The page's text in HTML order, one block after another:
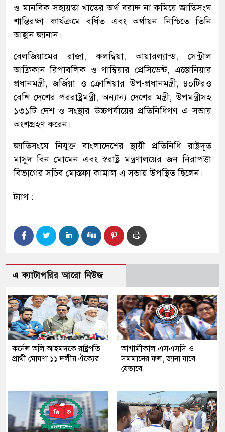
ও মানবিক সহায়তা খাতের অর্থ বরাদ্দ না কমিয়ে জাতিসংঘ
শান্তিরক্ষা কার্যক্রমে বর্ধিত এবং অর্থায়ন নিশ্চিতে তিনি
আহ্বান জানান।
বেলজিয়ামের রাজা, কলম্বিয়া, আয়ারল্যান্ড, সেন্ট্রাল
আফ্রিকান রিপাবলিক ও গাম্বিয়ার প্রেসিডেন্ট, এস্তোনিয়ার
প্রধানমন্ত্রী, জর্জিয়া ও ক্রোশিয়ার উপ-প্রধানমন্ত্রী, ৪০টিরও
বেশি দেশের পররাষ্ট্রমন্ত্রী, অন্যান্য দেশের মন্ত্রী, উপমন্ত্রীসহ
১৩১টি দেশ ও সংস্থার উচ্চপর্যায়ের প্রতিনিধিগণ এ সভায়
অংশগ্রহণ করেন।
জাতিসংঘে নিযুক্ত বাংলাদেশের স্থায়ী প্রতিনিধি রাষ্ট্রদূত
মাসুদ বিন মোমেন এবং স্বরাষ্ট্র মন্ত্রণালয়ের জন নিরাপত্তা
বিভাগের সচিব মোস্তফা কামাল এ সভায় উপস্থিত ছিলেন।
ট্যাগ :
এ ক্যাটাগরির আরো নিউজ
কর্নেল অলি আহমদকে রাষ্ট্রপতি
প্রার্থী ঘোষণা ১১ দলীয় ঐক্যের
আগামীকাল এসএসসি ও
সমমানের ফল, জানা যাবে
যেভাবে